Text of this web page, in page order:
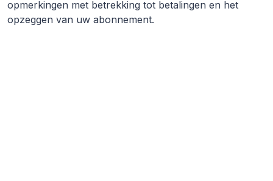
opmerkingen met betrekking tot betalingen en het
opzeggen van uw abonnement.